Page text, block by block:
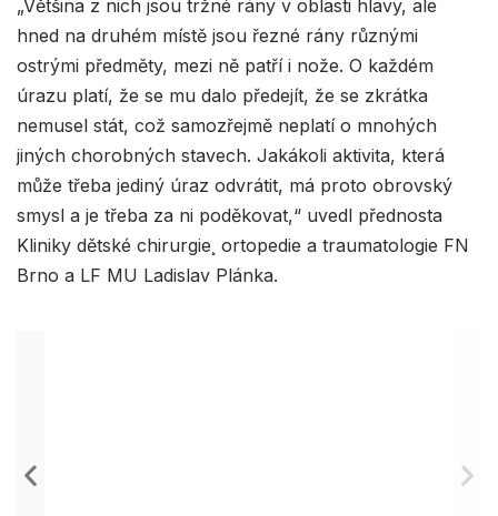
„Většina z nich jsou tržné rány v oblasti hlavy, ale
hned na druhém místě jsou řezné rány různými
ostrými předměty, mezi ně patří i nože. O každém
úrazu platí, že se mu dalo předejít, že se zkrátka
nemusel stát, což samozřejmě neplatí o mnohých
jiných chorobných stavech. Jakákoli aktivita, která
může třeba jediný úraz odvrátit, má proto obrovský
smysl a je třeba za ni poděkovat,“ uvedl přednosta
Kliniky dětské chirurgie¸ ortopedie a traumatologie FN
Brno a LF MU Ladislav Plánka.